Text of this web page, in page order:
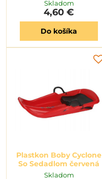
Skladom
4,60 €
Do košíka
Plastkon Boby Cyclone
So Sedadlom červená
Skladom